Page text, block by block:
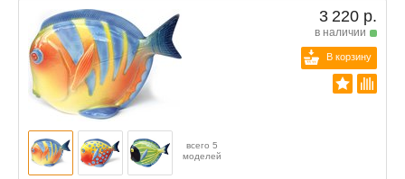
3 220 р.
в наличии
В корзину
всего 5
моделей